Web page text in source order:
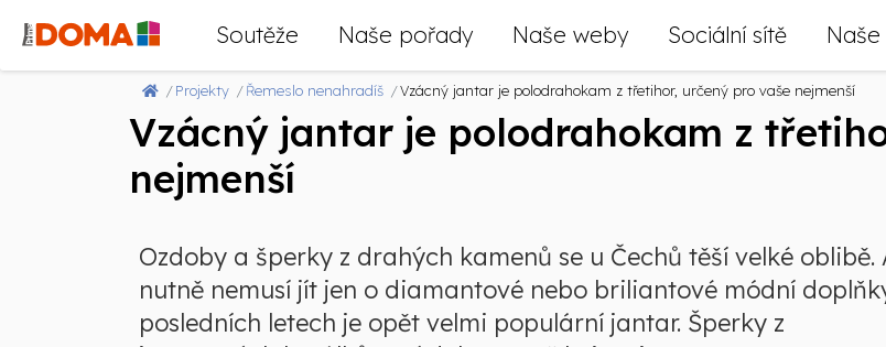
Soutěže Naše pořady Naše weby Sociální sítě
Projekty Řemeslo nenahradíš Vzácný jantar je polodrahokam z třetihor, určený pro vaše nejmenší
Vzácný jantar je polodrahokam z
nejmenší
Ozdoby a šperky z drahých kamenů se u Čechů těší velké oblibě.
nutně nemusí jít jen o diamantové nebo briliantové módní
posledních letech je opět velmi populární jantar. Šperky z